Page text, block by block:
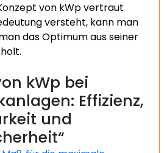
von kWp vertraut
versteht, kann man
das Optimum aus seiner
kWp bei
Effizienz,
und